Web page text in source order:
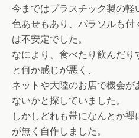
今まではプラスチック製の軽
色あせもあり、パラソルも
は不安定でした。
なにより、食べたり飲んだ
と何か感じが悪く、
ネットや大陸のお店で機会
ないかと探していました。
しかしどれも帯になんとか
が無く自作しました。